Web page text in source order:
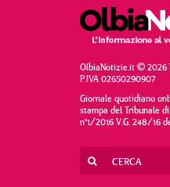
OlbiaNotizie.it © 2026
P.IVA 02650290907
Giornale quotidiano
stampa del Tribunale
n°1/2016 V.G. 248/16